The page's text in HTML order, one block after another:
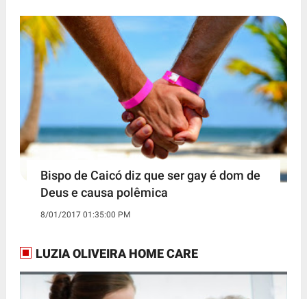
Bispo de Caicó diz que ser gay é dom de
Deus e causa polêmica
8/01/2017 01:35:00 PM
LUZIA OLIVEIRA HOME CARE